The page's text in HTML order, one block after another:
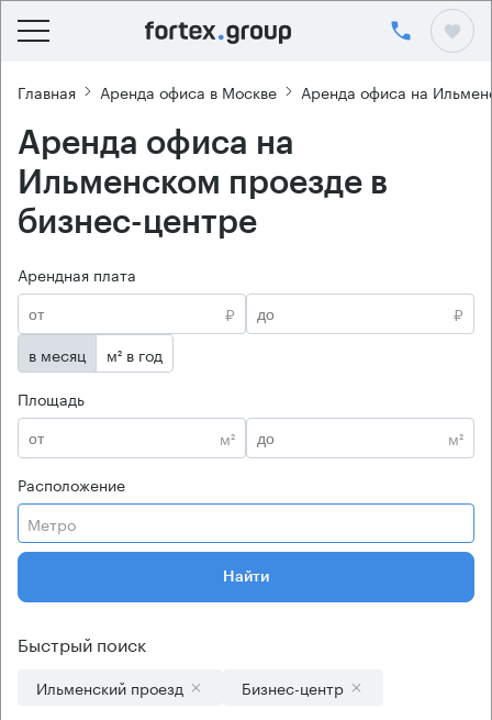
Главная Аренда офиса в Москве Аренда офиса на
Аренда офиса на
Ильменском проезде в
бизнес-центре
Арендная плата
₽
₽
в месяц
м² в год
Площадь
м²
м²
Расположение
Метро
Найти
Быстрый поиск
Ильменский проезд Бизнес-центр